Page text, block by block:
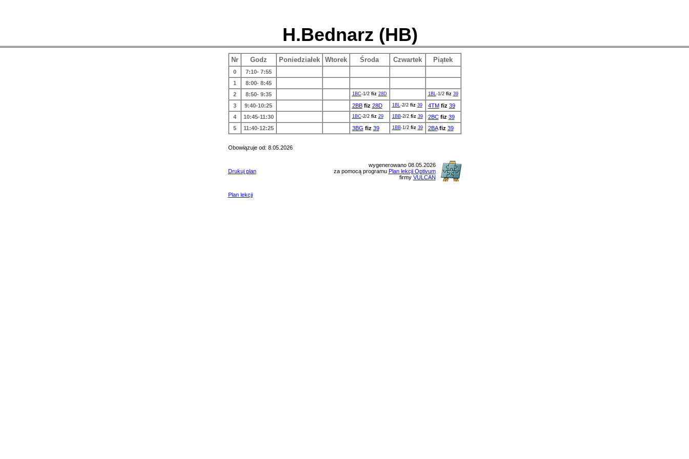
H.Bednarz (HB)
Nr Godz Poniedziałek Wtorek Środa Czwartek Piątek
0
7:10- 7:55
1
8:00- 8:45
2
8:50- 9:35 1BC-1/2 fiz 28D 1BL-1/2 fiz 39
3 9:40-10:25 2BB fiz 28D 1BL-2/2 fiz 39 4TM fiz 39
4
10:45-11:30 1BC-2/2 fiz 29 1BB-2/2 fiz 39 2BC fiz 39
5
11:40-12:25 3BG fiz 39 1BB-1/2 fiz 39 2BA fiz 39
Obowiązuje od: 8.05.2026
Drukuj plan
wygenerowano 08.05.2026
za pomocą programu Plan lekcji Optivum
firmy VULCAN
Plan lekcji